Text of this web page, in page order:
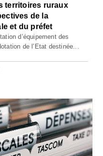
territoires ruraux
de la
et du préfet
d’équipement des
de l’Etat destinée...